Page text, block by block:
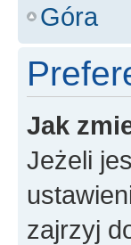
Góra
Jak
Jeżeli
zajrzyj